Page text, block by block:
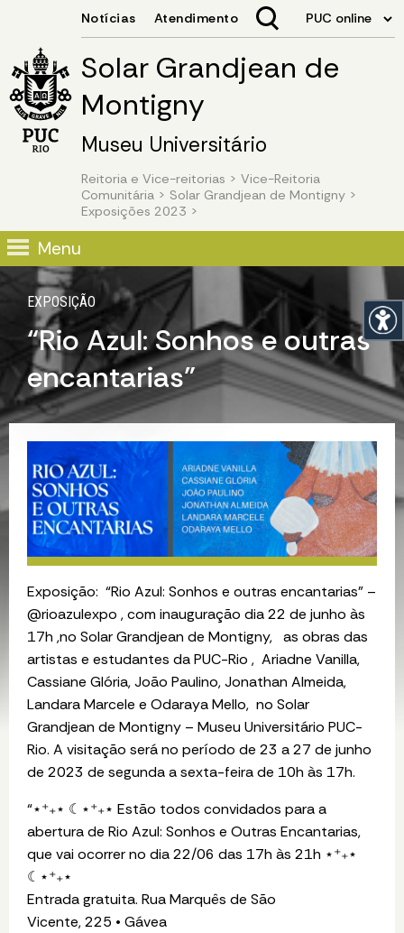
Solar Grandjean de
Montigny
Museu Universitário
Reitoria e Vice-reitorias > Vice-Reitoria
Comunitária > Solar Grandjean de Montigny >
Exposições 2023 >
Menu
Image 01
“Rio Azul: Sonhos e outras
encantarias”
EXPOSIÇÃO
Exposição: “Rio Azul: Sonhos e outras encantarias” –
@rioazulexpo , com inauguração dia 22 de junho às
17h ,no Solar Grandjean de Montigny, as obras das
artistas e estudantes da PUC-Rio , Ariadne Vanilla,
Cassiane Glória, João Paulino, Jonathan Almeida,
Landara Marcele e Odaraya Mello, no Solar
Grandjean de Montigny – Museu Universitário PUC-
Rio. A visitação será no período de 23 a 27 de junho
de 2023 de segunda a sexta-feira de 10h às 17h.
“⋆⁺₊⋆ ☾⋆⁺₊⋆ Estão todos convidados para a
abertura de Rio Azul: Sonhos e Outras Encantarias,
que vai ocorrer no dia 22/06 das 17h às 21h ⋆⁺₊⋆
☾⋆⁺₊⋆
Entrada gratuita. Rua Marquês de São
Vicente, 225 • Gávea